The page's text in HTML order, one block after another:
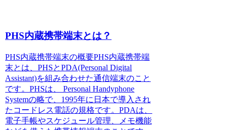
PHS内蔵携帯端末とは？
PHS内蔵携帯端末の概要PHS内蔵携帯端
末とは、PHSとPDA(Personal Digital
Assistant)を組み合わせた通信端末のこと
です。PHSは、 Personal Handyphone
Systemの略で、1995年に日本で導入され
たコードレス電話の規格です。PDAは、
電子手帳やスケジュール管理、メモ機能